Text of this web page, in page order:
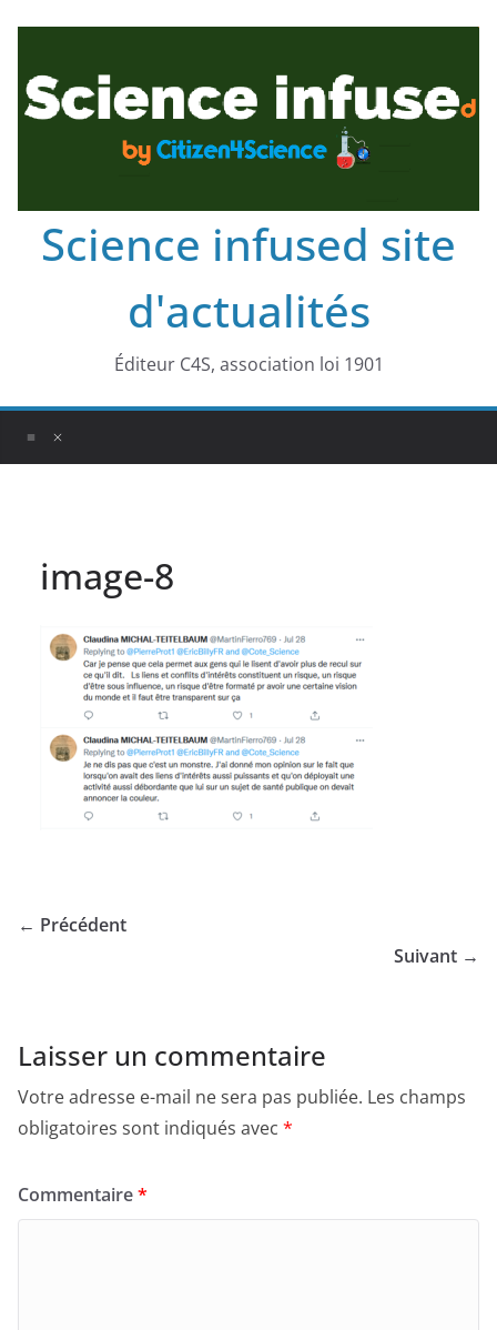
Science infused site
d'actualités
Éditeur C4S, association loi 1901
image-8
← Précédent
Suivant →
Laisser un commentaire
Votre adresse e-mail ne sera pas publiée. Les champs
obligatoires sont indiqués avec *
Commentaire*